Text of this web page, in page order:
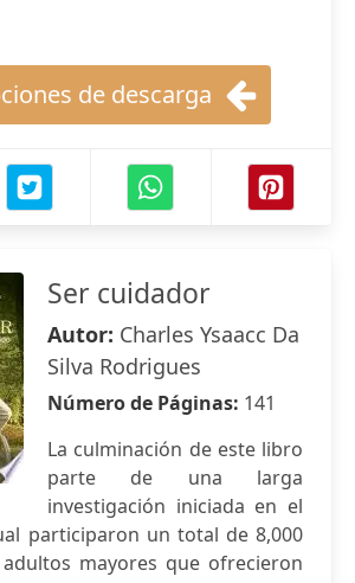
de descarga
Ser cuidador
Autor: Charles Ysaacc Da
Silva Rodrigues
Número de Páginas: 141
La culminación de este libro
parte de una larga
investigación iniciada en el
participaron un total de 8,000
mayores que ofrecieron